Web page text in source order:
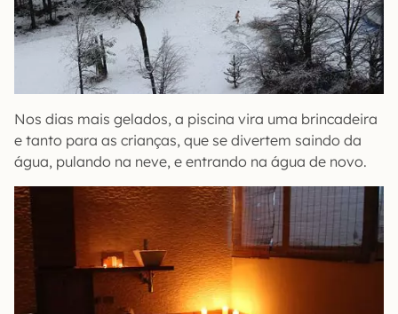
Nos dias mais gelados, a piscina vira uma brincadeira
e tanto para as crianças, que se divertem saindo da
água, pulando na neve, e entrando na água de novo.